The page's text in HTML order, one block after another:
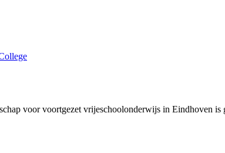
voor voortgezet vrijeschoolonderwijs in Eindhoven is